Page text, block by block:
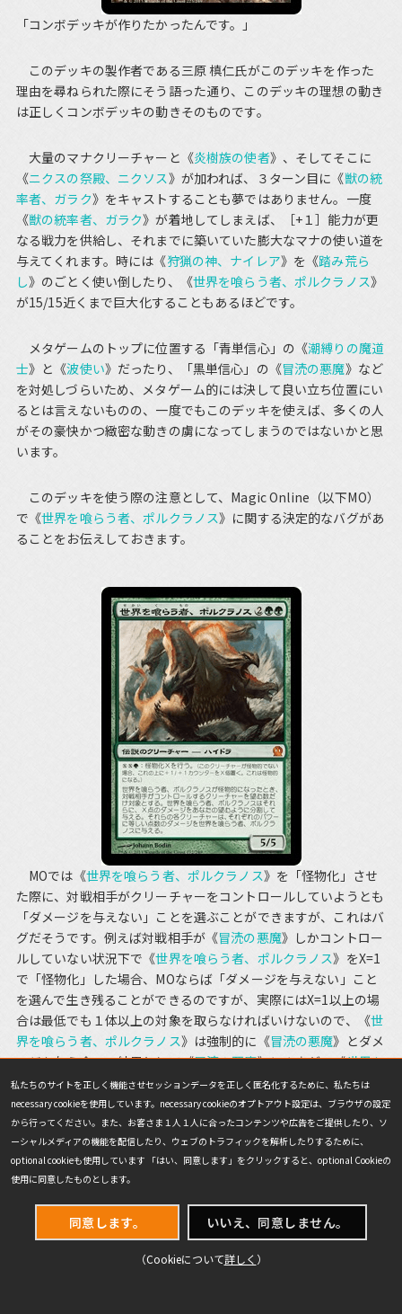
「コンボデッキが作りたかったんです。」
このデッキの製作者である三原 槙仁氏がこのデッキを作った
理由を尋ねられた際にそう語った通り、このデッキの理想の動き
は正しくコンボデッキの動きそのものです。
大量のマナクリーチャーと《炎樹族の使者》、そしてそこに
《ニクスの祭殿、ニクソス》が加われば、３ターン目に《獣の統
率者、ガラク》をキャストすることも夢ではありません。一度
《獣の統率者、ガラク》が着地してしまえば、［+１］能力が更
なる戦力を供給し、それまでに築いていた膨大なマナの使い道を
与えてくれます。時には《狩猟の神、ナイレア》を《踏み荒ら
し》のごとく使い倒したり、《世界を喰らう者、ポルクラノス》
が15/15近くまで巨大化することもあるほどです。
メタゲームのトップに位置する「青単信心」の《潮縛りの魔道
士》と《波使い》だったり、「黒単信心」の《冒涜の悪魔》など
を対処しづらいため、メタゲーム的には決して良い立ち位置にい
るとは言えないものの、一度でもこのデッキを使えば、多くの人
がその豪快かつ緻密な動きの虜になってしまうのではないかと思
います。
このデッキを使う際の注意として、Magic Online（以下MO）
で《世界を喰らう者、ポルクラノス》に関する決定的なバグがあ
ることをお伝えしておきます。
MOでは《世界を喰らう者、ポルクラノス》を「怪物化」させ
た際に、対戦相手がクリーチャーをコントロールしていようとも
「ダメージを与えない」ことを選ぶことができますが、これはバ
グだそうです。例えば対戦相手が《冒涜の悪魔》しかコントロー
ルしていない状況下で《世界を喰らう者、ポルクラノス》をX=1
で「怪物化」した場合、MOならば「ダメージを与えない」こと
を選んで生き残ることができるのですが、実際にはX=1以上の場
合は最低でも１体以上の対象を取らなければいけないので、《世
界を喰らう者、ポルクラノス》は強制的に《冒涜の悪魔》とダメ
ージを与え合い、結果として《冒涜の悪魔》に１点が、《世界を
喰らう者、ポルクラノス》には６点のダメージが入って一方的に
死んでしまいます。
僕もつい最近まで知らなかったことなので、もしも主にMOで
練習しているという方はご注意ください。（※なお、このバグは
「帰ってきたスタンダード・アナライズ グランプリ・静岡に
私たちのサイトを正しく機能させセッションデータを正しく匿名化するために、私たちは
necessary cookieを使用しています。necessary cookieのオプトアウト設定は、ブラウザの設定
から行ってください。また、お客さま１人１人に合ったコンテンツや広告をご提供したり、ソ
ーシャルメディアの機能を配信したり、ウェブのトラフィックを解析したりするために、
optional cookieも使用しています 「はい、同意します」をクリックすると、optional Cookieの
使用に同意したものとします。
同意します。 いいえ、同意しません。
（Cookieについて詳しく ）